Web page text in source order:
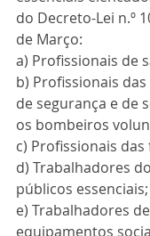
do Decreto-Lei n.º
de Março:
a) Profissionais de
b) Profissionais
de segurança e de
os bombeiros
c) Profissionais
d) Trabalhadores
públicos essenciais;
e) Trabalhadores
equipamentos